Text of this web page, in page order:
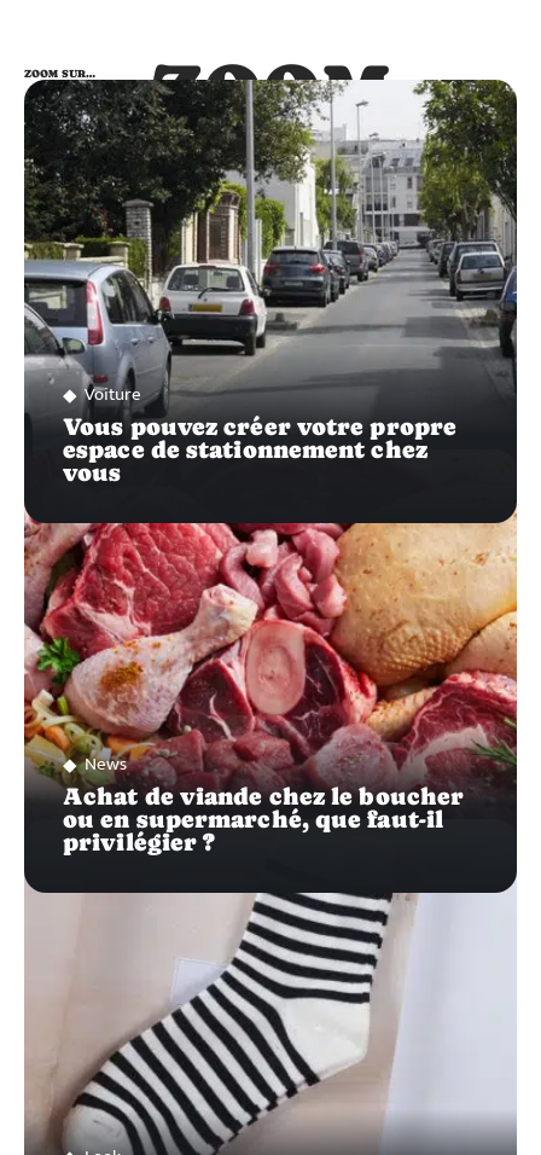
ZOOM
SUR…
ZOOM SUR…
Voiture
Vous pouvez créer votre propre
espace de stationnement chez
vous
News
Achat de viande chez le boucher
ou en supermarché, que faut-il
privilégier ?